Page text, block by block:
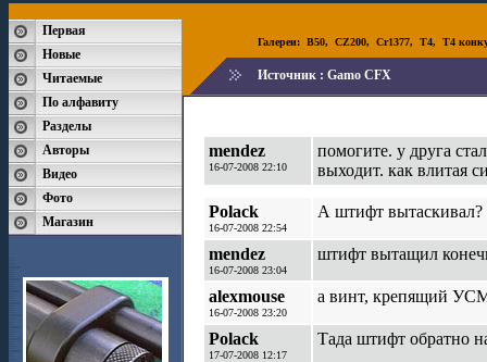
Первая
Новые
Читаемые
По алфавиту
Разделы
Авторы
Видео
Фото
Магазин
Галереи: B50, CZ200, Cr1377, T4, T4
Источник : Gamo CFX
mendez
16-07-2008 22:10
помогите. у друга
выходит. как влитая
Polack
16-07-2008 22:54
А штифт вытаскивал?
mendez
16-07-2008 23:04
штифт вытащил
alexmouse
16-07-2008 23:20
а винт, крепящий
Polack
17-07-2008 12:17
Тада штифт обратно